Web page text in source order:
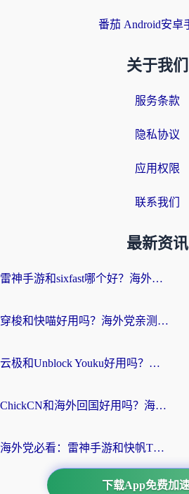
番茄 Android安卓
关于我们
服务条款
隐私协议
应用权限
联系我们
最新资讯
雷神手游和sixfast哪个好？海外党亲测3款回国加速器，教你选对不踩坑
穿梭和快喵好用吗？海外党亲测：小众加速器对比+番茄加速器深度体验
云极和Unblock Youku好用吗？海外党亲测+2026回国加速器避坑指南
ChickCN和海外回国好用吗？海外党2026亲测：从手游到影音，选对加速器的3个关键
海外党必看：雷神手游和快帆TV版好用吗？3步选对回国加速器不踩坑
下载App免费加